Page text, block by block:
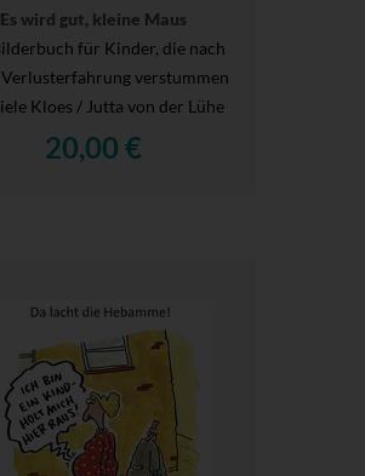
Es wird gut, kleine Maus
für Kinder, die nach
verstummen
Kloes / Jutta von der Lühe
20,00 €